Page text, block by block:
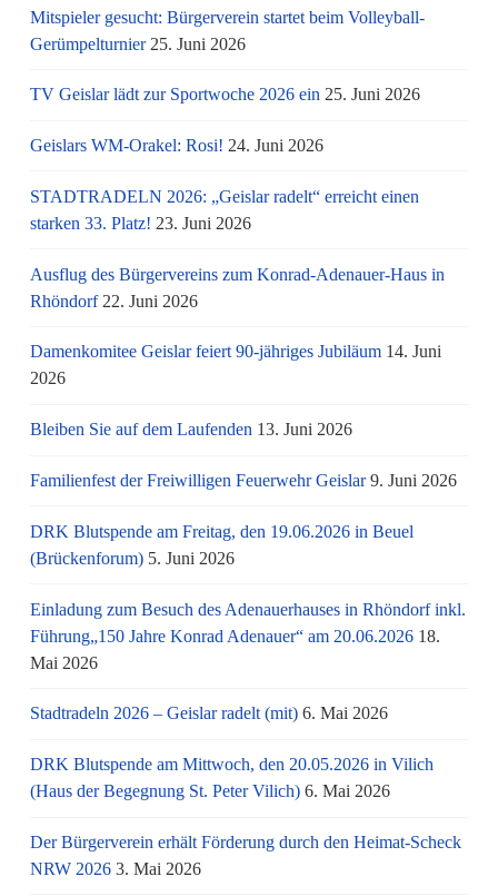
Mitspieler gesucht: Bürgerverein startet beim Volleyball-
Gerümpelturnier 25. Juni 2026
TV Geislar lädt zur Sportwoche 2026 ein 25. Juni 2026
Geislars WM-Orakel: Rosi! 24. Juni 2026
STADTRADELN 2026: „Geislar radelt“ erreicht einen
starken 33. Platz! 23. Juni 2026
Ausflug des Bürgervereins zum Konrad-Adenauer-Haus in
Rhöndorf 22. Juni 2026
Damenkomitee Geislar feiert 90-jähriges Jubiläum 14. Juni
2026
Bleiben Sie auf dem Laufenden 13. Juni 2026
Familienfest der Freiwilligen Feuerwehr Geislar 9. Juni 2026
DRK Blutspende am Freitag, den 19.06.2026 in Beuel
(Brückenforum) 5. Juni 2026
Einladung zum Besuch des Adenauerhauses in Rhöndorf inkl.
Führung„150 Jahre Konrad Adenauer“ am 20.06.2026 18.
Mai 2026
Stadtradeln 2026 – Geislar radelt (mit) 6. Mai 2026
DRK Blutspende am Mittwoch, den 20.05.2026 in Vilich
(Haus der Begegnung St. Peter Vilich) 6. Mai 2026
Der Bürgerverein erhält Förderung durch den Heimat-Scheck
NRW 2026 3. Mai 2026